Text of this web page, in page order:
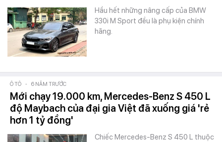
Hầu hết những nâng cấp của BMW
330i M Sport đều là phụ kiện chính
hãng.
Ô TÔ - 6 NĂM TRƯỚC
Mới chạy 19.000 km, Mercedes-Benz S 450 L
độ Maybach của đại gia Việt đã xuống giá 'rẻ
hơn 1 tỷ đồng'
Chiếc Mercedes-Benz S 450 L thuộc